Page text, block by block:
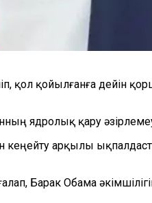
қол қойылғанға дейін
ядролық қару әзірлемеуі
кеңейту арқылы
Барак Обама